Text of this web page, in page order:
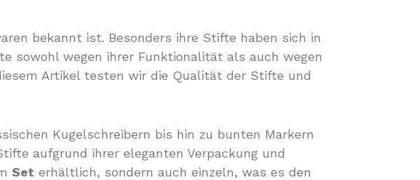
bekannt ist. Besonders ihre Stifte haben sich in
sowohl wegen ihrer Funktionalität als auch wegen
Artikel testen wir die Qualität der Stifte und
Kugelschreibern bis hin zu bunten Markern
aufgrund ihrer eleganten Verpackung und
Set erhältlich, sondern auch einzeln, was es den